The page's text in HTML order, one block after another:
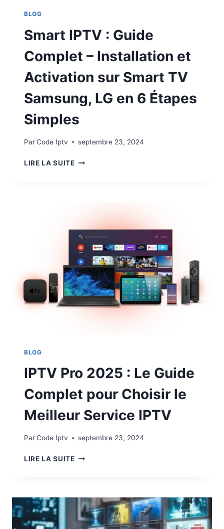
BLOG
Smart IPTV : Guide
Complet – Installation et
Activation sur Smart TV
Samsung, LG en 6 Étapes
Simples
ParCode Iptv septembre 23, 2024
LIRE LA SUITE
BLOG
IPTV Pro 2025 : Le Guide
Complet pour Choisir le
Meilleur Service IPTV
ParCode Iptv septembre 23, 2024
LIRE LA SUITE